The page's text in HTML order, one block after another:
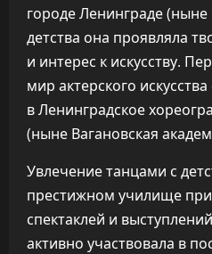
городе Ленинграде (ныне
детства она проявляла
и интерес к искусству.
мир актерского
в Ленинградское
(ныне Вагановская
Увлечение танцами с
престижном училище
спектаклей и
активно участвовала в